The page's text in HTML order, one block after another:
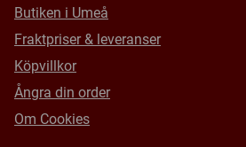
Butiken i Umeå
Fraktpriser & leveranser
Köpvillkor
Ångra din order
Om Cookies